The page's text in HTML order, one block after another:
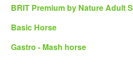
BRIT Premium by Nature Adult S
Basic Horse
Gastro - Mash horse